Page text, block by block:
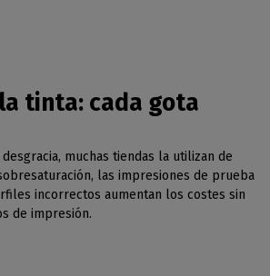
tinta: cada gota
muchas tiendas la utilizan de
las impresiones de prueba
incorrectos aumentan los costes sin
de impresión.